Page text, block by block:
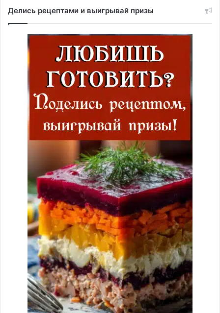
Делись рецептами и выигрывай призы